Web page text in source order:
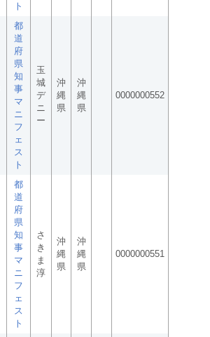
ト
都
道
府
県
知
事
マ
ニ
フ
ェ
ス
ト
玉
城
デ
ニ
ー
沖
縄
県
沖
縄
県
0000000552
都
道
府
県
知
事
マ
ニ
フ
ェ
ス
ト
さ
き
ま
淳
沖
縄
県
沖
縄
県
0000000551